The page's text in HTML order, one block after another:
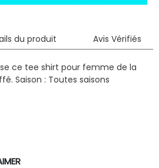
du produit Avis Vérifiés
ce tee shirt pour femme de la
Saison : Toutes saisons